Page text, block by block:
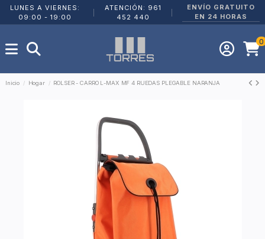
LUNES A VIERNES:
09:00 - 19:00
ATENCIÓN: 961
452 440
ENVÍO GRATUITO
EN 24 HORAS
0
Inicio Hogar ROLSER - CARRO L-MAX MF 4 RUEDAS PLEGABLE NARANJA